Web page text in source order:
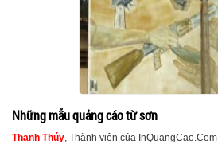
Những mẫu quảng cáo từ sơn
Thanh Thúy, Thành viên của InQuangCao.Com